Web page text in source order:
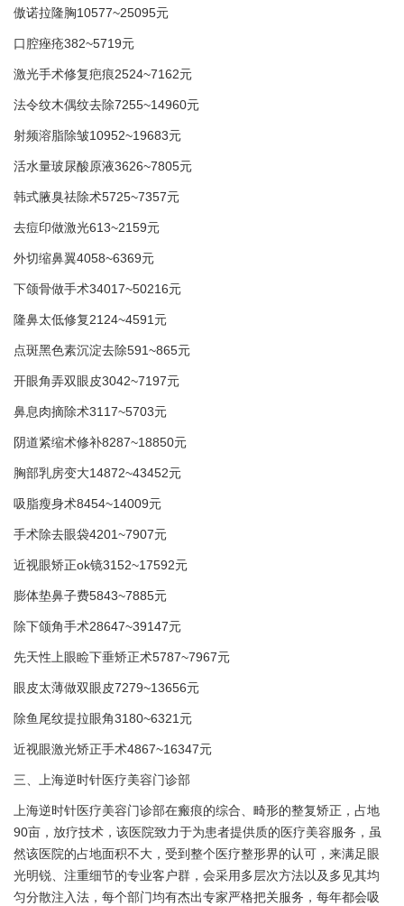
傲诺拉隆胸10577~25095元
口腔痤疮382~5719元
激光手术修复疤痕2524~7162元
法令纹木偶纹去除7255~14960元
射频溶脂除皱10952~19683元
活水量玻尿酸原液3626~7805元
韩式腋臭祛除术5725~7357元
去痘印做激光613~2159元
外切缩鼻翼4058~6369元
下颌骨做手术34017~50216元
隆鼻太低修复2124~4591元
点斑黑色素沉淀去除591~865元
开眼角弄双眼皮3042~7197元
鼻息肉摘除术3117~5703元
阴道紧缩术修补8287~18850元
胸部乳房变大14872~43452元
吸脂瘦身术8454~14009元
手术除去眼袋4201~7907元
近视眼矫正ok镜3152~17592元
膨体垫鼻子费5843~7885元
除下颌角手术28647~39147元
先天性上眼睑下垂矫正术5787~7967元
眼皮太薄做双眼皮7279~13656元
除鱼尾纹提拉眼角3180~6321元
近视眼激光矫正手术4867~16347元
三、上海逆时针医疗美容门诊部
上海逆时针医疗美容门诊部在瘢痕的综合、畸形的整复矫正，占地
90亩，放疗技术，该医院致力于为患者提供质的医疗美容服务，虽
然该医院的占地面积不大，受到整个医疗整形界的认可，来满足眼
光明锐、注重细节的专业客户群，会采用多层次方法以及多见其均
匀分散注入法，每个部门均有杰出专家严格把关服务，每年都会吸